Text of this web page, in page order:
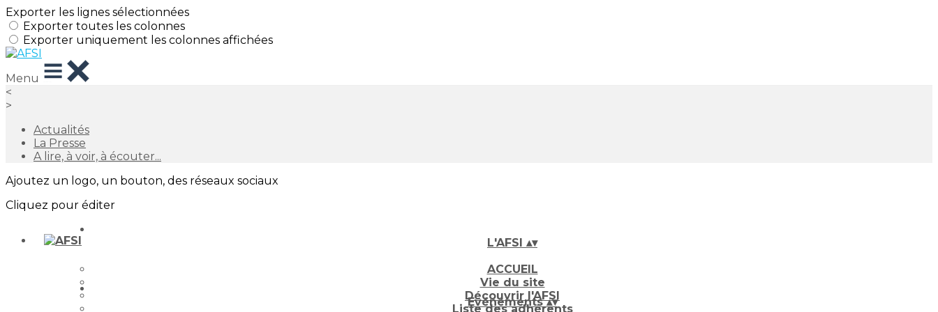
Exporter les lignes sélectionnées
Exporter toutes les colonnes
Exporter uniquement les colonnes affichées
Menu
<
>
Actualités
La Presse
A lire, à voir, à écouter...
Ajoutez un logo, un bouton, des réseaux sociaux
Cliquez pour éditer
L'AFSI ▴▾
ACCUEIL
Vie du site
Découvrir l'AFSI
Liste des adhérents
Evénements▴▾